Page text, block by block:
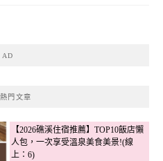
AD
門文章
【2026礁溪住宿推薦】TOP10飯店懶
人包，一次享受溫泉美食美景!(線
上：6)